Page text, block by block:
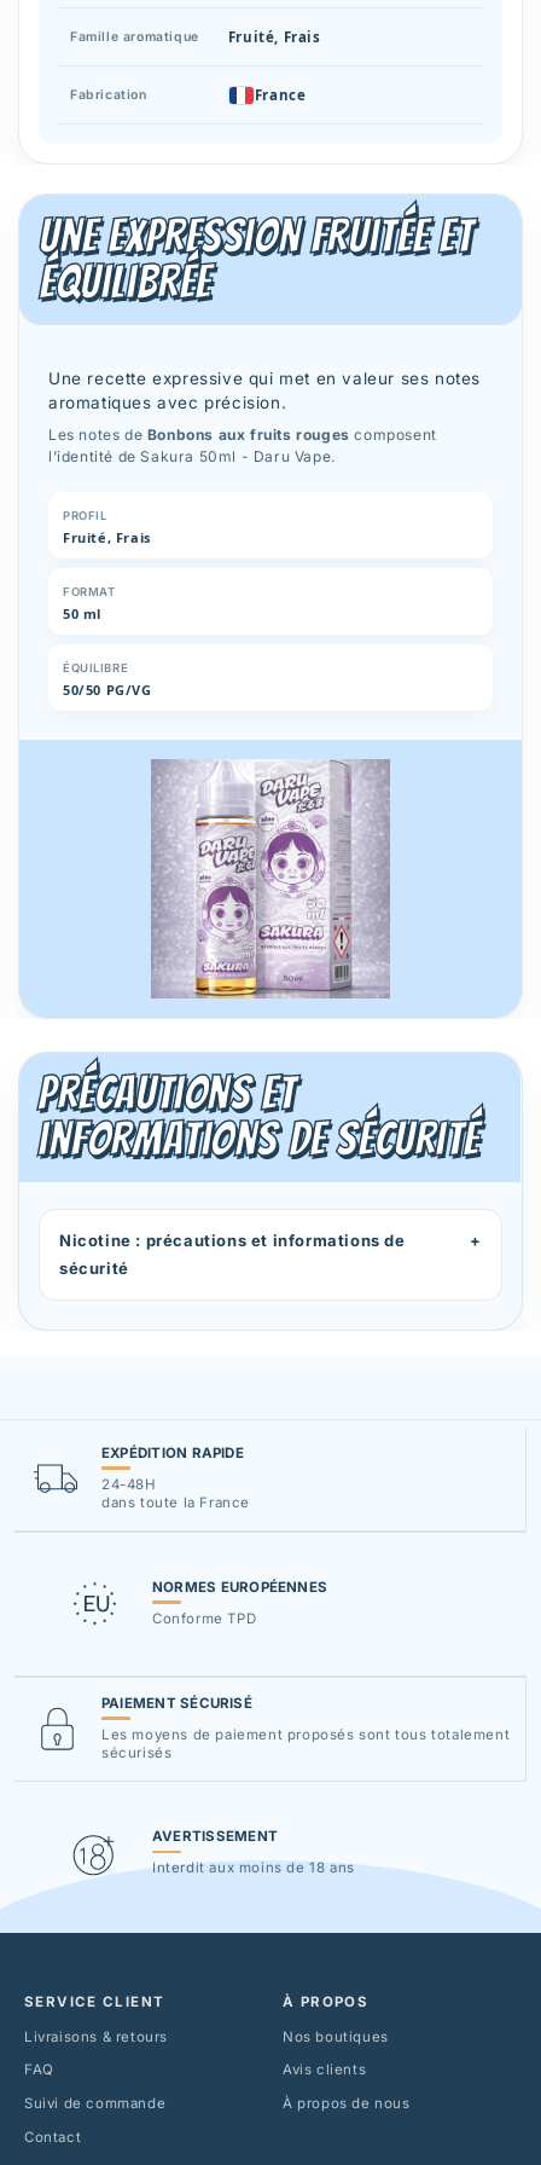
Famille aromatique Fruité, Frais
Fabrication France
Une expression fruitée et
équilibrée
Une recette expressive qui met en valeur ses notes
aromatiques avec précision.
Les notes de Bonbons aux fruits rouges composent
l’identité de Sakura 50ml - Daru Vape.
PROFIL
Fruité, Frais
FORMAT
50 ml
ÉQUILIBRE
50/50 PG/VG
Précautions et
informations de sécurité
Nicotine : précautions et informations de
sécurité
+
EXPÉDITION RAPIDE
24-48H
dans toute la France
NORMES EUROPÉENNES
Conforme TPD
PAIEMENT SÉCURISÉ
Les moyens de paiement proposés sont tous totalement
sécurisés
AVERTISSEMENT
Interdit aux moins de 18 ans
SERVICE CLIENT
Livraisons & retours
FAQ
Suivi de commande
Contact
À PROPOS
Nos boutiques
Avis clients
À propos de nous